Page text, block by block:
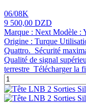
06/08K
9 500,00 DZD
Marque : Next Modèle :
Origine : Turque
Quattro. Sécurité
Qualité de signal
terrestre Télécharger la